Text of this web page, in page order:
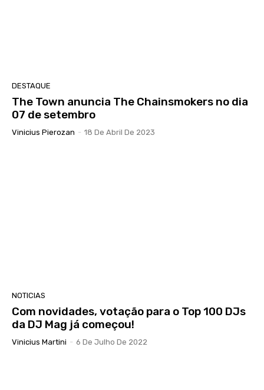
DESTAQUE
The Town anuncia The Chainsmokers no dia
07 de setembro
Vinicius Pierozan - 18 De Abril De 2023
NOTICIAS
Com novidades, votação para o Top 100 DJs
da DJ Mag já começou!
Vinicius Martini - 6 De Julho De 2022